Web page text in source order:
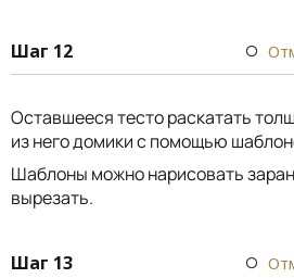
Шаг 12
Оставшееся тесто раскатать
из него домики с помощью
Шаблоны можно нарисовать
вырезать.
Шаг 13